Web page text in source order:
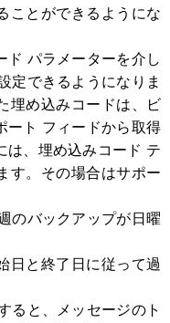
ことができるようにな
ド パラメーターを介し
定できるようになりま
埋め込みコードは、ビ
ート フィードから取得
は、埋め込みコード テ
す。その場合はサポー
のバックアップが日曜
日と終了日に従って過
ると、メッセージのト